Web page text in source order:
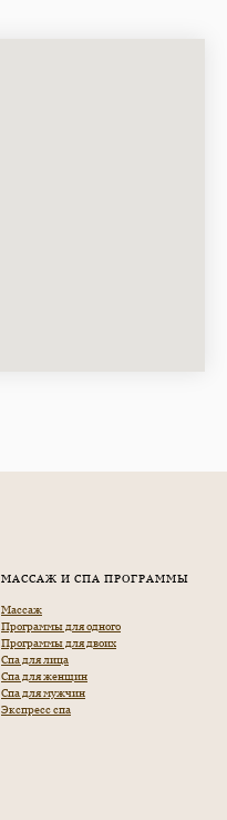
МАССАЖ И СПА ПРОГРАММЫ
Массаж
Программы для одного
Программы для двоих
Спа для лица
Спа для женщин
Спа для мужчин
Экспресс спа